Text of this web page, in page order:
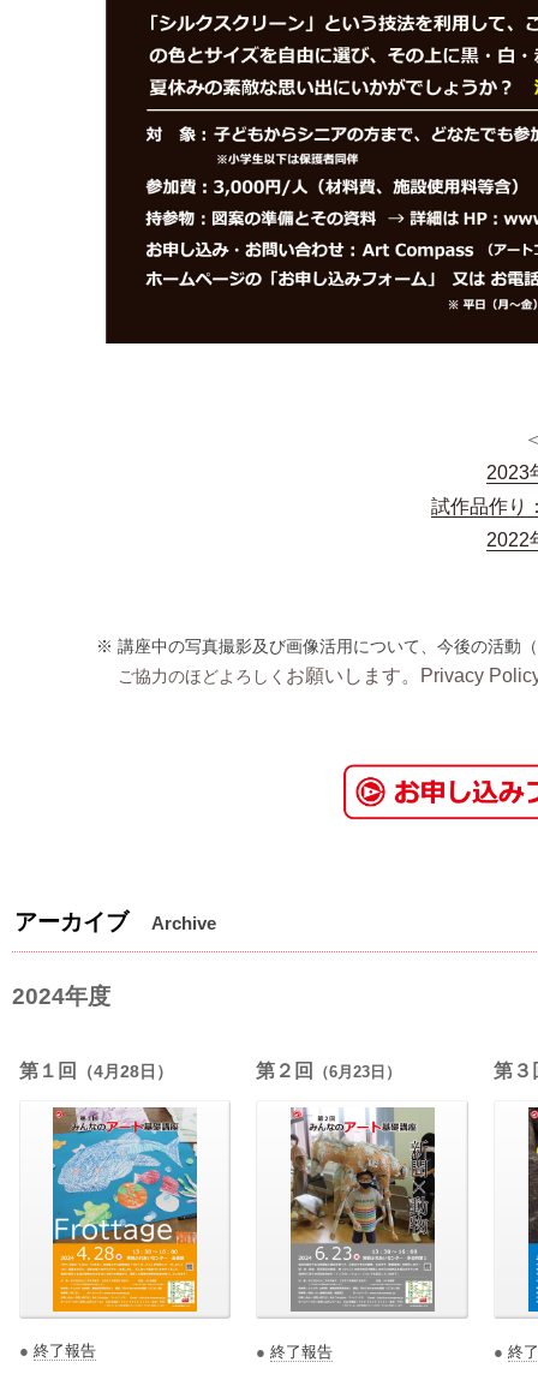
2023
試作品作り
2022
※ 講座中の写真撮影及び画像活用について、今後の活動
ご協力のほどよろしく お願いします。Privacy
アーカイブ Archive
2024年度
第１回 （4月28日）
● 終了報告
第２回 （6月23日）
● 終了報告
第３
● 終